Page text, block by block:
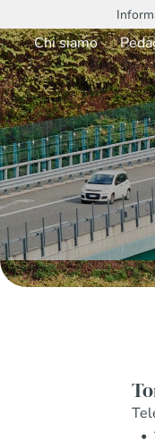
Chi siamo